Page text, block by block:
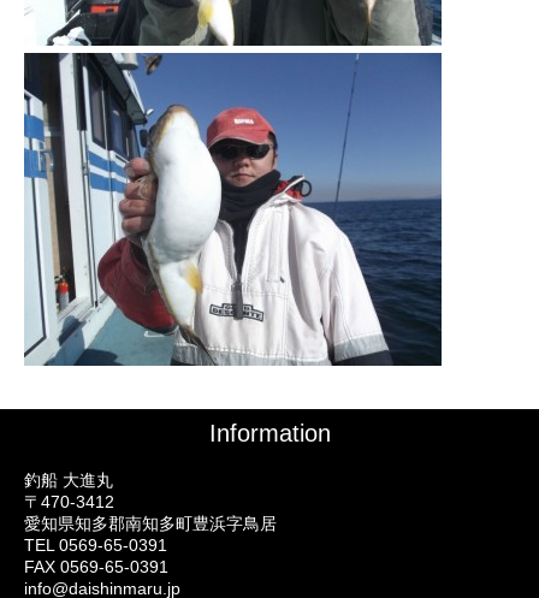
Information
釣船 大進丸
〒470-3412
愛知県知多郡南知多町豊浜字鳥居
TEL 0569-65-0391
FAX 0569-65-0391
info@daishinmaru.jp